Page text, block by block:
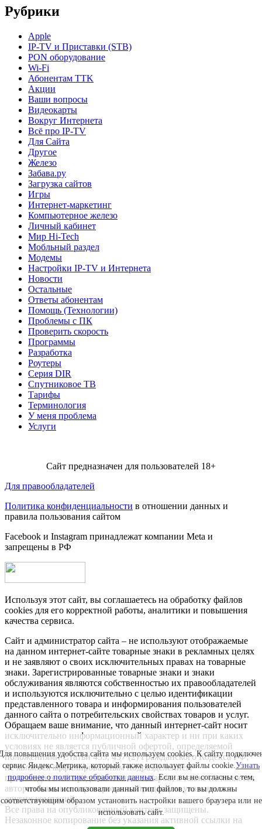
Рубрики
Apple
IP-TV и Приставки (STB)
PON оборудование
Wi-Fi
Абонентам TTK
Акции
Ваши вопросы
Видеокарты
Вокруг Интернета
Всё про IP-TV
Для Сайта
Другое
Железо
Забава.ру
Загрузка сайтов
Игры
Интернет-маркетинг
Компьютерное железо
Личный кабинет
Мир Hi-Tech
Мобльный раздел
Модемы
Настройки IP-TV и Интернета
Новости
Остальные
Ответы абонентам
Помощь (Технологии)
Проблемы с ПК
Проверить скорость
Программы
Разработка
Роутеры
Серия DIR
Спутниковое ТВ
Тарифы
Терминология
У меня проблема
Услуги
Сайт предназначен для пользователей 18+
Для правообладателей
Политика конфиденциальности в отношении данных и
правила пользования сайтом
Facebook и Instagram принадлежат компании Metа и
запрещены в РФ
Используя этот сайт, вы соглашаетесь на обработку файлов
cookies для его корректной работы, аналитики и повышения
качества сервиса.
Сайт и администратор сайта – не используют отображаемые
на данном интернет-сайте товарные знаки в рекламных целях
и не заявляют о своих исключительных правах на товарные
знаки. Зарегистрированные товарные знаки и знаки
обслуживания являются собственностью их правообладателей
и используются исключительно с целью идентификации
представленного товара и информирования пользователей
данного сайта о потребительских свойствах товаров и услуг.
Обращаем ваше внимание, что данный интернет-сайт носит
исключительно информационный характер и ни при каких
условиях не является публичной офертой, определяемой
положениями Статьи 435, 437 (2) Гражданского Кодекса РФ;
не является аффилированным подразделением
производителей представленных товаров, а также не является
авторизованным партнером или продавцом указанных и
других компаний.
Все права на опубликованный контент защищены.
Незаконное копирование без указания активной ссылки на
повышения удобства сайта мы используем cookies. К сайту
сервис Яндекс.Метрика, который также использует файлы cookie.Узнать
подробнее о политике обработки данных. Если вы не согласны с тем,
чтобы мы использовали данный тип файлов, то вы должны
соответствующим образом установить настройки вашего браузера или не
использовать сайт.